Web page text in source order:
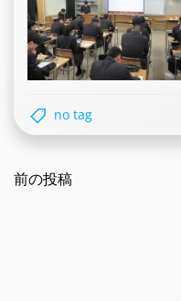
no tag
navigation
前の投稿